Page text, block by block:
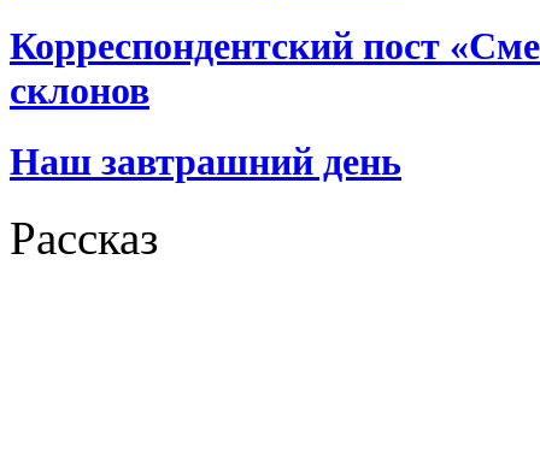
Корреспондентский пост
склонов
Наш завтрашний день
Рассказ